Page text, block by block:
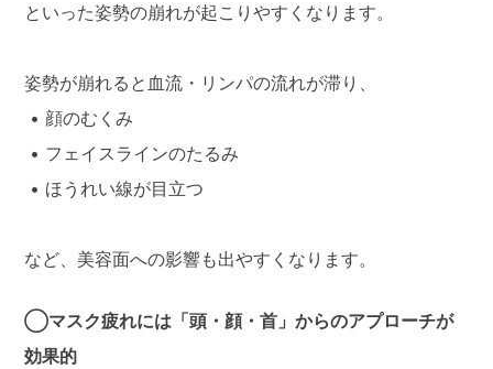
といった姿勢の崩れが起こりやすくなります。
姿勢が崩れると血流・リンパの流れが滞り、
• 顔のむくみ
• フェイスラインのたるみ
• ほうれい線が目立つ
など、美容面への影響も出やすくなります。
◯マスク疲れには「頭・顔・首」からのアプローチが
効果的